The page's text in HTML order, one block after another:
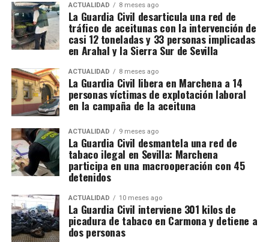
ACTUALIDAD 8 meses ago
La Guardia Civil desarticula una red de
tráfico de aceitunas con la intervención de
casi 12 toneladas y 33 personas implicadas
en Arahal y la Sierra Sur de Sevilla
ACTUALIDAD 8 meses ago
La Guardia Civil libera en Marchena a 14
personas víctimas de explotación laboral
en la campaña de la aceituna
ACTUALIDAD 9 meses ago
La Guardia Civil desmantela una red de
tabaco ilegal en Sevilla: Marchena
participa en una macrooperación con 45
detenidos
ACTUALIDAD 10 meses ago
La Guardia Civil interviene 301 kilos de
picadura de tabaco en Carmona y detiene a
dos personas